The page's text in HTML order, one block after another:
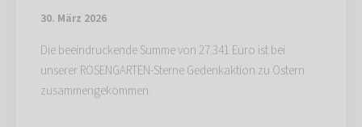
30. März 2026
Die beeindruckende Summe von 27.341 Euro ist bei
unserer ROSENGARTEN-Sterne Gedenkaktion zu Ostern
zusammengekommen.